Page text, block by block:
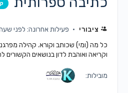
ציבורי
פעילות אחרונה: לפני
כל מה (ומי) שכותב וקורא. קהילה
וקריאה ואוהבת לדון בנושאים הקשורים
מובילות: